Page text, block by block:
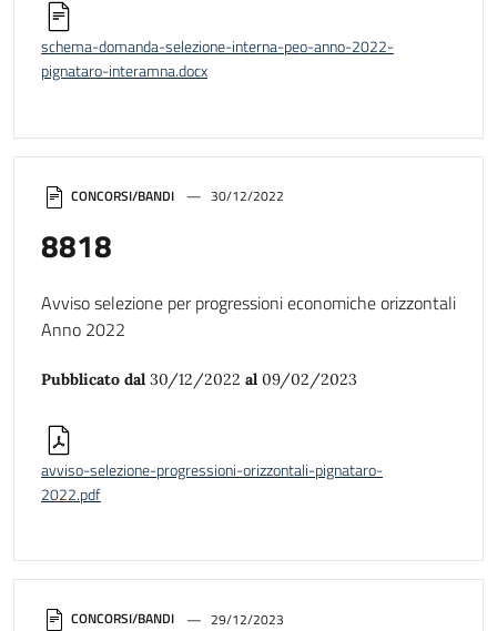
CONCORSI/BANDI 29/12/2023
CONCORSI/BANDI 30/12/2022
8818
Avviso selezione per progressioni economiche orizzontali
Anno 2022
Pubblicato dal 30/12/2022 al 09/02/2023
avviso-selezione-progressioni-orizzontali-pignataro-
2022.pdf
schema-domanda-selezione-interna-peo-anno-2022-
pignataro-interamna.docx